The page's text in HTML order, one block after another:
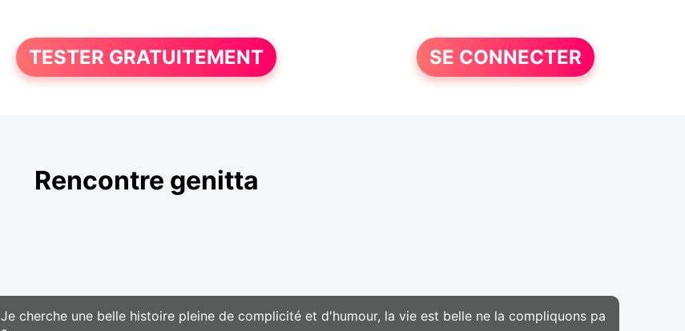
TESTER GRATUITEMENT SE CONNECTER
Rencontre genitta
Je cherche une belle histoire pleine de complicité et d'humour, la vie est belle ne la compliquons pa